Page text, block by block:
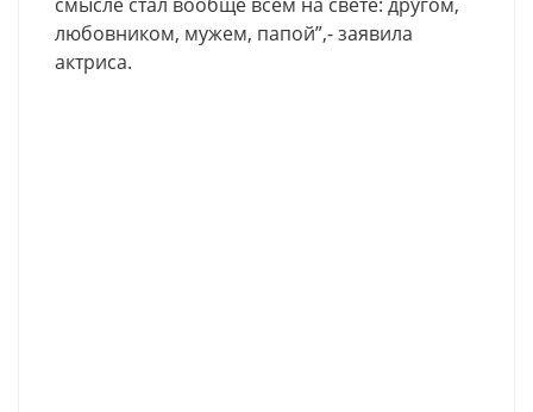
любовником, мужем, папой”,- заявила
актриса.